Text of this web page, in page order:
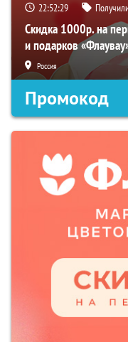
22:52:27
Скидка 1000р. на
и подарков
Россия
Промокод